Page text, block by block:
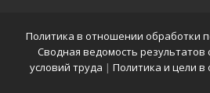
Политика в отношении обработки
Сводная ведомость результатов
условий труда | Политика и цели в